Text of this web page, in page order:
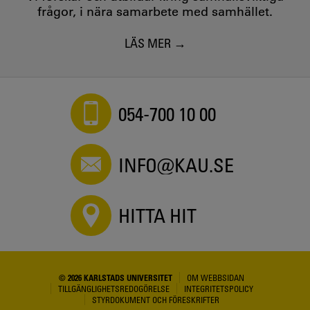
frågor, i nära samarbete med samhället.
LÄS MER
054-700 10 00
INFO@KAU.SE
HITTA HIT
© 2026 KARLSTADS UNIVERSITET
OM WEBBSIDAN
TILLGÄNGLIGHETSREDOGÖRELSE
INTEGRITETSPOLICY
STYRDOKUMENT OCH FÖRESKRIFTER